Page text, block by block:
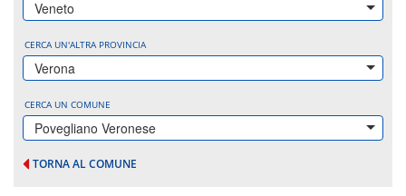
Veneto
CERCA UN'ALTRA PROVINCIA
Verona
CERCA UN COMUNE
Povegliano Veronese
TORNA AL COMUNE